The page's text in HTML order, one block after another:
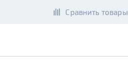
Сравнить